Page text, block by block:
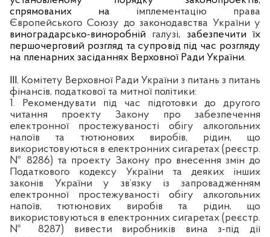
спрямованих на імплементацію права
Європейського Союзу до законодавства України у
виноградарсько-виноробній галузі, забезпечити їх
першочерговий розгляд та супровід під час розгляду
на пленарних засіданнях Верховної Ради України.
ІІІ. Комітету Верховної Ради України з питань з питань
фінансів, податкової та митної політики:
1. Рекомендувати під час підготовки до другого
читання проекту Закону про забезпечення
електронної простежуваності обігу алкогольних
напоїв та тютюнових виробів, рідин, що
використовуються в електронних сигаретах (реєстр.
№ 8286) та проекту Закону про внесення змін до
Податкового кодексу України та деяких інших
законів України у зв’язку із запровадженням
електронної простежуваності обігу алкогольних
напоїв, тютюнових виробів та рідин, що
використовуються в електронних сигаретах (реєстр.
№
8287) вивести виробників вина з-під дії